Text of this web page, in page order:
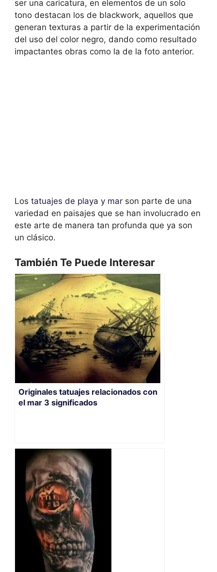
ser una caricatura, en elementos de un solo
tono destacan los de blackwork, aquellos que
generan texturas a partir de la experimentación
del uso del color negro, dando como resultado
impactantes obras como la de la foto anterior.
Los tatuajes de playa y mar son parte de una
variedad en paisajes que se han involucrado en
este arte de manera tan profunda que ya son
un clásico.
También Te Puede Interesar
Originales tatuajes relacionados con
el mar 3 significados